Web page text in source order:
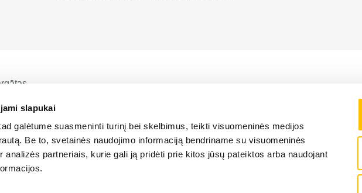
slapukai
galėtume suasmeninti turinį bei skelbimus, teikti visuomeninės medijos
Be to, svetainės naudojimo informaciją bendriname su visuomeninės
analizės partneriais, kurie gali ją pridėti prie kitos jūsų pateiktos arba naudojant